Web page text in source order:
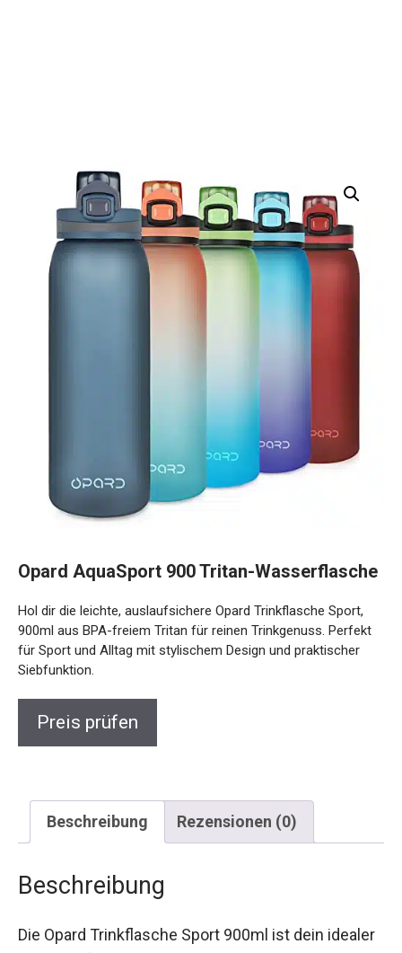
Wasserflasche
Hol dir die leichte, auslaufsichere Opard Trinkflasche Sport,
900ml aus BPA-freiem Tritan für reinen Trinkgenuss.
Perfekt für Sport und Alltag mit stylischem Design und
praktischer Siebfunktion.
Preis prüfen
Beschreibung Rezensionen (0)
Beschreibung
Die Opard Trinkflasche Sport 900ml ist dein